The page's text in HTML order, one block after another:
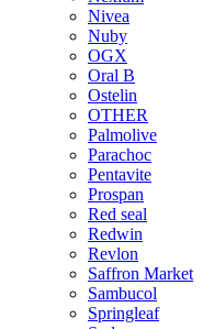
Nivea
Nuby
OGX
Oral B
Ostelin
OTHER
Palmolive
Parachoc
Pentavite
Prospan
Red seal
Redwin
Revlon
Saffron Market
Sambucol
Springleaf